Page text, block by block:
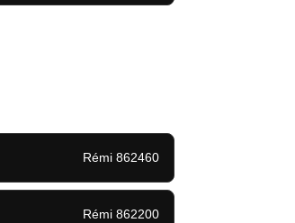
Rémi 862460
Rémi 862200